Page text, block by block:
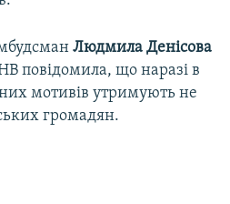
Людмила Денісова
повідомила, що наразі в
мотивів утримують не
громадян.